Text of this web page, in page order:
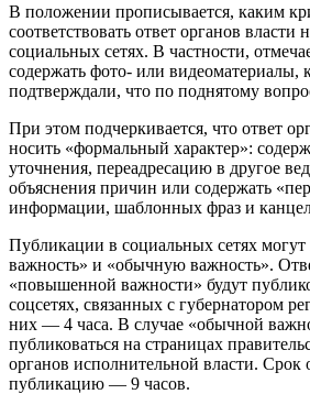
В положении прописывается, каким
соответствовать ответ органов власти
социальных сетях. В частности,
содержать фото- или видеоматериалы,
подтверждали, что по поднятому
При этом подчеркивается, что ответ
носить «формальный характер»:
уточнения, переадресацию в другое
объяснения причин или содержать
информации, шаблонных фраз и
Публикации в социальных сетях
важность» и «обычную важность».
«повышенной важности» будут
соцсетях, связанных с губернатором
них — 4 часа. В случае «обычной
публиковаться на страницах
органов исполнительной власти. Срок
публикацию — 9 часов.